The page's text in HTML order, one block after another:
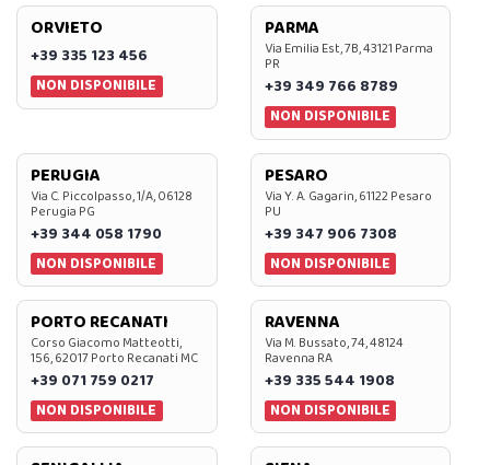
ORVIETO
+39 335 123 456
NON DISPONIBILE
PARMA
Via Emilia Est, 7B, 43121 Parma
PR
+39 349 766 8789
NON DISPONIBILE
PERUGIA
Via C. Piccolpasso, 1/A, 06128
Perugia PG
+39 344 058 1790
NON DISPONIBILE
PESARO
Via Y. A. Gagarin, 61122 Pesaro
PU
+39 347 906 7308
NON DISPONIBILE
PORTO RECANATI
Corso Giacomo Matteotti,
156, 62017 Porto Recanati MC
+39 071 759 0217
NON DISPONIBILE
RAVENNA
Via M. Bussato, 74, 48124
Ravenna RA
+39 335 544 1908
NON DISPONIBILE